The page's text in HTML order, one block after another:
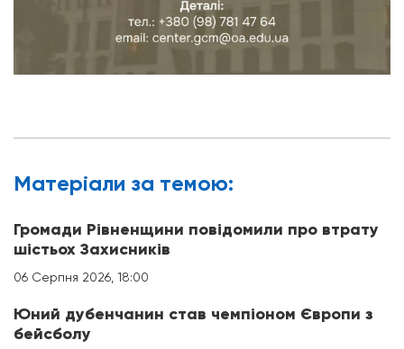
Матерiали за темою:
Громади Рівненщини повідомили про втрату
шістьох Захисників
06 Серпня 2026, 18:00
Юний дубенчанин став чемпіоном Європи з
бейсболу